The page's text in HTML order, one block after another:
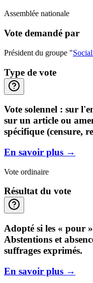
Assemblée nationale
Vote demandé par
Président du groupe "
Type de vote
Vote solennel : sur
sur un article ou
spécifique (censure,
En savoir plus →
Vote ordinaire
Résultat du vote
Adopté si les « pour
Abstentions et
suffrages exprimés.
En savoir plus →